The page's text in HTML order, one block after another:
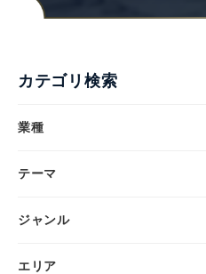
カテゴリ検索
業種
テーマ
ジャンル
エリア